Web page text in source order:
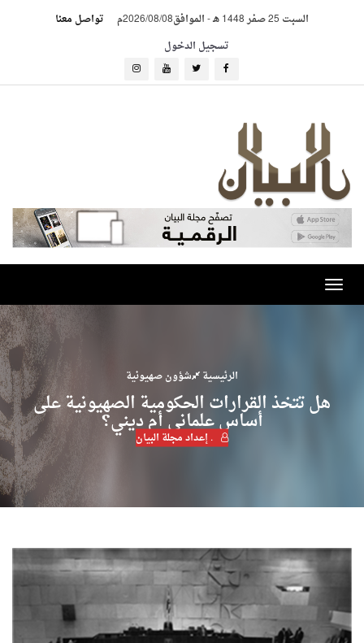
السبت 25 صفر 1448 هـ -الموافق2026/08/08م
تواصل معنا
تسجيل الدخول
Toggle
navigation
الرئيسية شؤون صهيونية
هل تتخذ القرارات الحكومية الصهيونية على
أساس علماني أم ديني؟
. إعداد مجلة البيان